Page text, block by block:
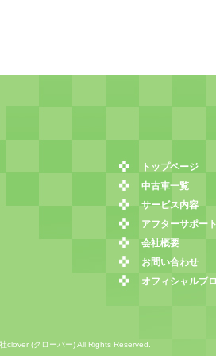
トップページ
中古車一覧
サービス内容
アフターサポー
会社概要
お問い合わせ
オフィシャルブ
clover (クローバー) All Rights Reserved.